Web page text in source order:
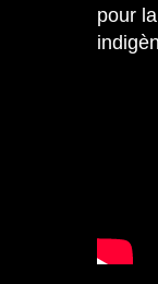
pour